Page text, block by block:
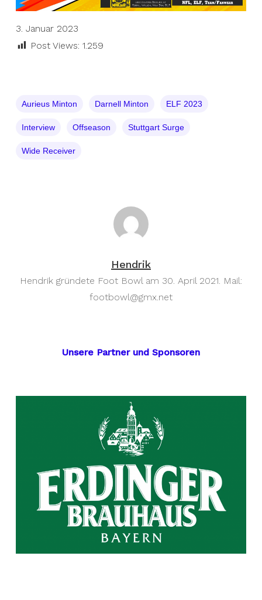
3. Januar 2023
Post Views: 1.259
Aurieus Minton Darnell Minton ELF 2023
Interview Offseason Stuttgart Surge
Wide Receiver
Hendrik
Hendrik gründete Foot Bowl am 30. April 2021. Mail:
footbowl@gmx.net
Unsere Partner und Sponsoren